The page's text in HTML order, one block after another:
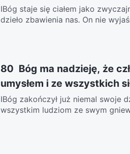
IBóg staje się ciałem jako
dzieło zbawienia nas. On nie
80 Bóg ma nadzieję, że
umysłem i ze wszystkich
ⅠBóg zakończył już niemal swoje
wszystkim ludziom ze swym